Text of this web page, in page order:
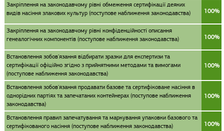
Закріплення на законодавчому рівні обмеження сертифікації деяких
видів насіння злакових культур (поступове наближення законодавства)
100%
Закріплення на законодавчому рівні конфіденційності описання
генеалогічних компонентів (поступове наближення законодавства)
100%
Встановлення зобов'язання відбирати зразки для експертизи та
сертифікації офіційно згідно з прийнятними методами та вимогами
(поступове наближення законодавства)
100%
Встановлення зобов'язання продавати базове та сертифіковане насіння в
однорідних партіях та запечатаних контейнерах (поступове наближення
законодавства)
100%
Встановлення правил запечатування та маркування упаковки базового та
сертифікованого насіння (поступове наближення законодавства)
100%